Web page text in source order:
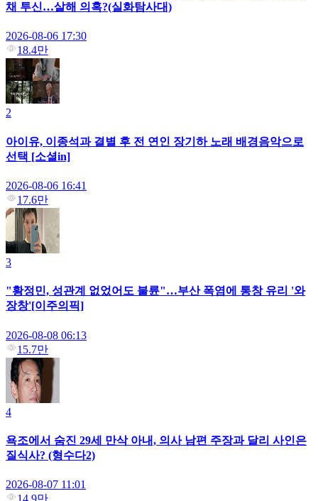
채 투신…살해 의혹?(실화탐사대)
2026-08-06 17:30
18.4만
2
아이유, 이종석과 결별 후 전 연인 장기하 노래 배경음악으로
선택 [소셜in]
2026-08-06 16:41
17.6만
3
"황정민, 성관계 없었어도 불륜"…부산 폭염에 통창 유리 '와
장창'[이주의픽]
2026-08-08 06:13
15.7만
4
욕조에서 숨진 29세 만삭 아내, 의사 남편 주장과 달리 사인은
질식사? (형수다2)
2026-08-07 11:01
14.9만